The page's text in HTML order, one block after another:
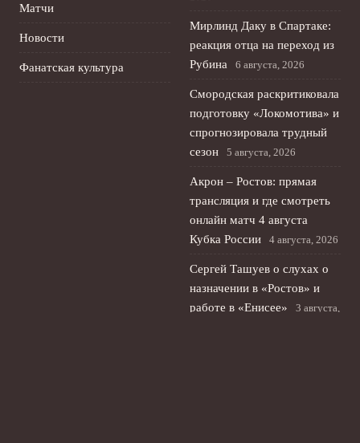
Матчи
Новости
Фанатская культура
Мирлинд Даку в Спартаке:
реакция отца на переход из
Рубина
6 августа, 2026
Смородская раскритиковала
подготовку «Локомотива» и
спрогнозировала трудный
сезон
5 августа, 2026
Акрон – Ростов: прямая
трансляция и где смотреть
онлайн матч 4 августа
Кубка России
4 августа, 2026
Сергей Ташуев о слухах о
назначении в «Ростов» и
работе в «Енисее»
3 августа,